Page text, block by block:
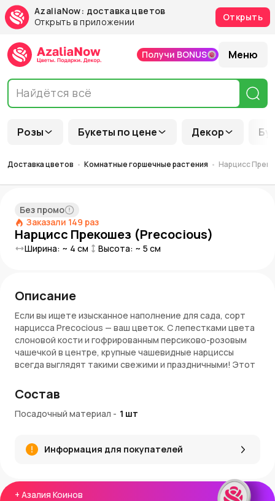
AzaliaNow: доставка цветов
Открыть в приложении
Открыть
Розы Букеты по цене Декор
Получи BONUS Меню
Доставка цветов Комнатные горшечные растения Нарцисс
Без промо
Заказали 149 раз
Нарцисс Прекошез (Precocious)
Ширина: ~ 4 см Высота: ~ 5 см
+ Азалия Коинов
Описание
Если вы ищете изысканное наполнение для сада, сорт
нарцисса Precocious — ваш цветок. С лепестками цвета
слоновой кости и гофрированным персиково-розовым
чашечкой в ​​центре, крупные чашевидные нарциссы
всегда выглядят такими свежими и праздничными! Этот
производит впечатление. Он будет процветать и
размножаться с небольшими затратами времени и
заботы с вашей стороны.
Внимание!
На доставку некоторых экземпляров может
входит 1 луковица.
Состав
Посадочный материал - 1 шт
Информация для покупателей